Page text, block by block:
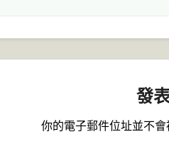
發
你的電子郵件位址並不會